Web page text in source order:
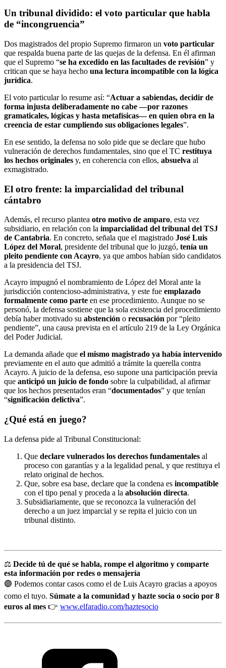
Un tribunal dividido: el voto particular que habla
de “incongruencia”
Dos magistrados del propio Supremo firmaron un voto particular
que respalda buena parte de las quejas de la defensa. En él afirman
que el Supremo “se ha excedido en las facultades de revisión” y
critican que se haya hecho una lectura incompatible con la lógica
jurídica.
El voto particular lo resume así: “Actuar a sabiendas, decidir de
forma injusta deliberadamente no cabe —por razones
gramaticales, lógicas y hasta metafísicas— en quien obra en la
creencia de estar cumpliendo sus obligaciones legales”.
En ese sentido, la defensa no solo pide que se declare que hubo
vulneración de derechos fundamentales, sino que el TC restituya
los hechos originales y, en coherencia con ellos, absuelva al
exmagistrado.
El otro frente: la imparcialidad del tribunal
cántabro
Además, el recurso plantea otro motivo de amparo, esta vez
subsidiario, en relación con la imparcialidad del tribunal del TSJ
de Cantabria. En concreto, señala que el magistrado José Luis
López del Moral, presidente del tribunal que lo juzgó, tenía un
pleito pendiente con Acayro, ya que ambos habían sido candidatos
a la presidencia del TSJ.
Acayro impugnó el nombramiento de López del Moral ante la
jurisdicción contencioso-administrativa, y este fue emplazado
formalmente como parte en ese procedimiento. Aunque no se
personó, la defensa sostiene que la sola existencia del procedimiento
debía haber motivado su abstención o recusación por “pleito
pendiente”, una causa prevista en el artículo 219 de la Ley Orgánica
del Poder Judicial.
La demanda añade que el mismo magistrado ya había intervenido
previamente en el auto que admitió a trámite la querella contra
Acayro. A juicio de la defensa, eso supone una participación previa
que anticipó un juicio de fondo sobre la culpabilidad, al afirmar
que los hechos presentados eran “documentados” y que tenían
“significación delictiva”.
¿Qué está en juego?
La defensa pide al Tribunal Constitucional:
Que declare vulnerados los derechos fundamentales al
proceso con garantías y a la legalidad penal, y que restituya el
relato original de hechos.
Que, sobre esa base, declare que la condena es incompatible
con el tipo penal y proceda a la absolución directa.
Subsidiariamente, que se reconozca la vulneración del
derecho a un juez imparcial y se repita el juicio con un
tribunal distinto.
⚖️ Decide tú de qué se habla, rompe el algoritmo y comparte
esta información por redes o mensajería
🟣 Podemos contar casos como el de Luis Acayro gracias a apoyos
como el tuyo. Súmate a la comunidad y hazte socia o socio por 8
euros al mes 👉 www.elfaradio.com/haztesocio